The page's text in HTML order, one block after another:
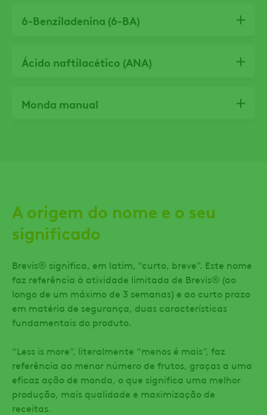
6-Benziladenina (6-BA)
Ácido naftilacético (ANA)
Monda manual
A origem do nome e o seu
significado
Brevis® significa, em latim, "curto, breve". Este nome
faz referência à atividade limitada de Brevis® (ao
longo de um máximo de 3 semanas) e ao curto prazo
em matéria de segurança, duas características
fundamentais do produto.
“Less is more”, literalmente “menos é mais”, faz
referência ao menor número de frutos, graças a uma
eficaz ação de monda, o que significa uma melhor
produção, mais qualidade e maximização de
receitas.